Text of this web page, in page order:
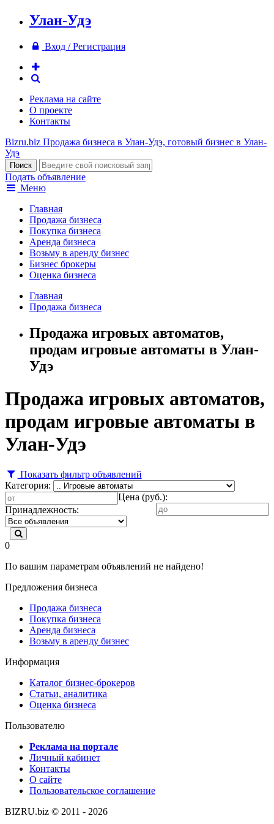
Улан-Удэ
Вход / Регистрация
Реклама на сайте
О проекте
Контакты
Bizru.biz Продажа бизнеса в Улан-Удэ, готовый бизнес в Улан-
Удэ
Подать объявление
Меню
Главная
Продажа бизнеса
Покупка бизнеса
Аренда бизнеса
Возьму в аренду бизнес
Бизнес брокеры
Оценка бизнеса
Главная
Продажа бизнеса
Продажа игровых автоматов,
продам игровые автоматы в Улан-
Удэ
Продажа игровых автоматов,
продам игровые автоматы в
Улан-Удэ
Показать фильтр объявлений
Категория:
Цена (руб.):
Принадлежность:
0
По вашим параметрам объявлений не найдено!
Предложения бизнеса
Продажа бизнеса
Покупка бизнеса
Аренда бизнеса
Возьму в аренду бизнес
Информация
Каталог бизнес-брокеров
Статьи, аналитика
Оценка бизнеса
Пользователю
Реклама на портале
Личный кабинет
Контакты
О сайте
Пользовательское соглашение
BIZRU.biz © 2011 - 2026